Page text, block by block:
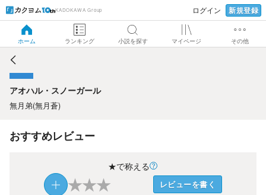
KADOKAWA Group ログイン 新規登録
ホーム ランキング 小説を探す マイページ その他
アオハル・スノーガール
アオハル・スノーガール
無月弟(無月蒼)
おすすめレビュー
★で称える
★★★ レビューを書く